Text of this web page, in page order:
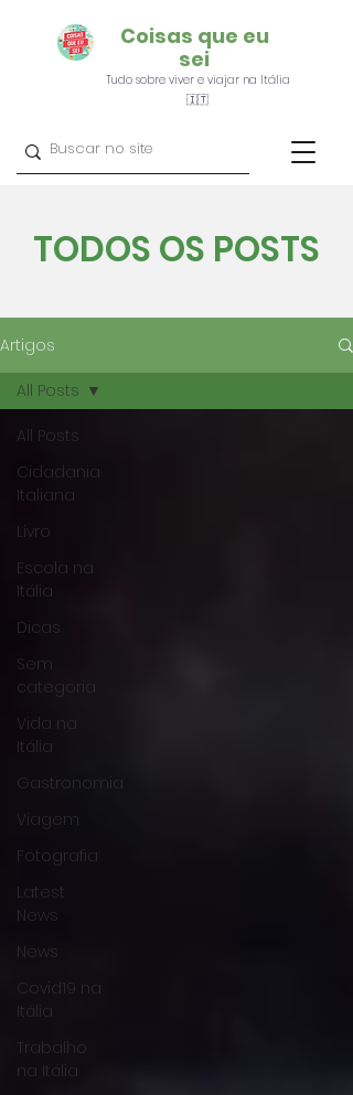
Coisas que eu
sei
Tudo sobre viver e viajar na Itália
🇮🇹
TODOS OS POSTS
Artigos
All Posts
Cidadania
Italiana
Livro
Escola na
Itália
Dicas
Sem
categoria
Vida na
Itália
Gastronomia
Viagem
Fotografia
Latest
News
News
Covid19 na
Itália
Trabalho
na Itália
All Posts